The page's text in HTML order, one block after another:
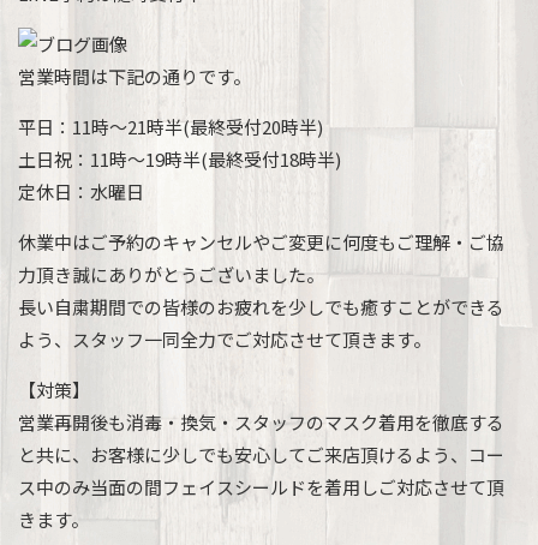
営業時間は下記の通りです。
平日：11時～21時半(最終受付20時半)
土日祝：11時～19時半(最終受付18時半)
定休日：水曜日
休業中はご予約のキャンセルやご変更に何度もご理解・ご協
力頂き誠にありがとうございました。
長い自粛期間での皆様のお疲れを少しでも癒すことができる
よう、スタッフ一同全力でご対応させて頂きます。
【対策】
営業再開後も消毒・換気・スタッフのマスク着用を徹底する
と共に、お客様に少しでも安心してご来店頂けるよう、コー
ス中のみ当面の間フェイスシールドを着用しご対応させて頂
きます。